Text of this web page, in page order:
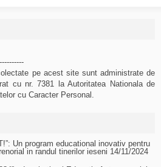
pe acest site sunt administrate de
cu nr. 7381 la Autoritatea Nationala de
cu Caracter Personal.
Un program educational inovativ pentru
in randul tinerilor ieseni 14/11/2024